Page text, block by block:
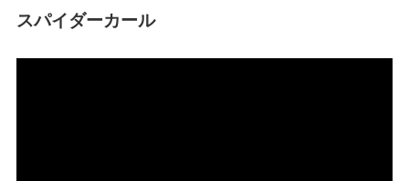
スパイダーカール